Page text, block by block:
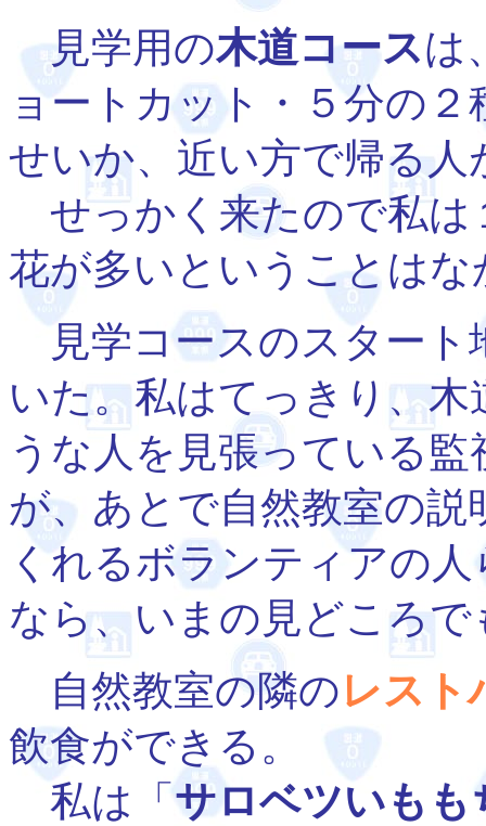
見学用の木道コースは
ョートカット・５分の
せいか、近い方で帰る
せっかく来たので私は
花が多いということはな
見学コースのスタート
いた。私はてっきり、
うな人を見張っている
が、あとで自然教室の
くれるボランティアの
なら、いまの見どころ
自然教室の隣のレスト
飲食ができる。
私は「サロベツいもも